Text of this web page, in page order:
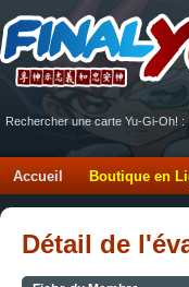
Rechercher une carte Yu-Gi-Oh! :
Accueil Boutique en
Détail de